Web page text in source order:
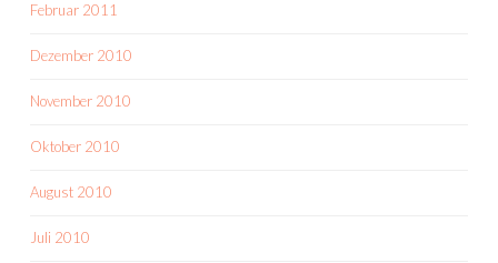
Februar 2011
Dezember 2010
November 2010
Oktober 2010
August 2010
Juli 2010